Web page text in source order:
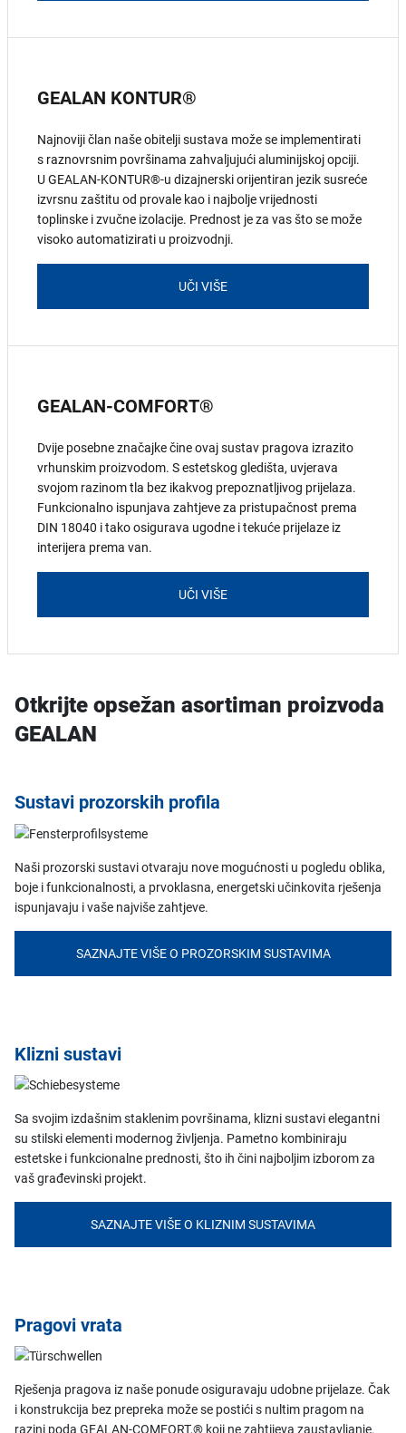
GEALAN KONTUR®
Najnoviji član naše obitelji sustava može se implementirati
s raznovrsnim površinama zahvaljujući aluminijskoj opciji.
U GEALAN-KONTUR®-u dizajnerski orijentiran jezik susreće
izvrsnu zaštitu od provale kao i najbolje vrijednosti
toplinske i zvučne izolacije. Prednost je za vas što se može
visoko automatizirati u proizvodnji.
UČI VIŠE
GEALAN-COMFORT®
Dvije posebne značajke čine ovaj sustav pragova izrazito
vrhunskim proizvodom. S estetskog gledišta, uvjerava
svojom razinom tla bez ikakvog prepoznatljivog prijelaza.
Funkcionalno ispunjava zahtjeve za pristupačnost prema
DIN 18040 i tako osigurava ugodne i tekuće prijelaze iz
interijera prema van.
UČI VIŠE
Otkrijte opsežan asortiman proizvoda
GEALAN
Sustavi prozorskih profila
Naši prozorski sustavi otvaraju nove mogućnosti u pogledu oblika,
boje i funkcionalnosti, a prvoklasna, energetski učinkovita rješenja
ispunjavaju i vaše najviše zahtjeve.
SAZNAJTE VIŠE O PROZORSKIM SUSTAVIMA
Klizni sustavi
Sa svojim izdašnim staklenim površinama, klizni sustavi elegantni
su stilski elementi modernog življenja. Pametno kombiniraju
estetske i funkcionalne prednosti, što ih čini najboljim izborom za
vaš građevinski projekt.
SAZNAJTE VIŠE O KLIZNIM SUSTAVIMA
Pragovi vrata
Rješenja pragova iz naše ponude osiguravaju udobne prijelaze. Čak
i konstrukcija bez prepreka može se postići s nultim pragom na
razini poda GEALAN-COMFORT,® koji ne zahtijeva zaustavljanje.